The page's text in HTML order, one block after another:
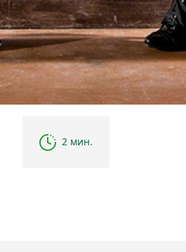
2 мин.